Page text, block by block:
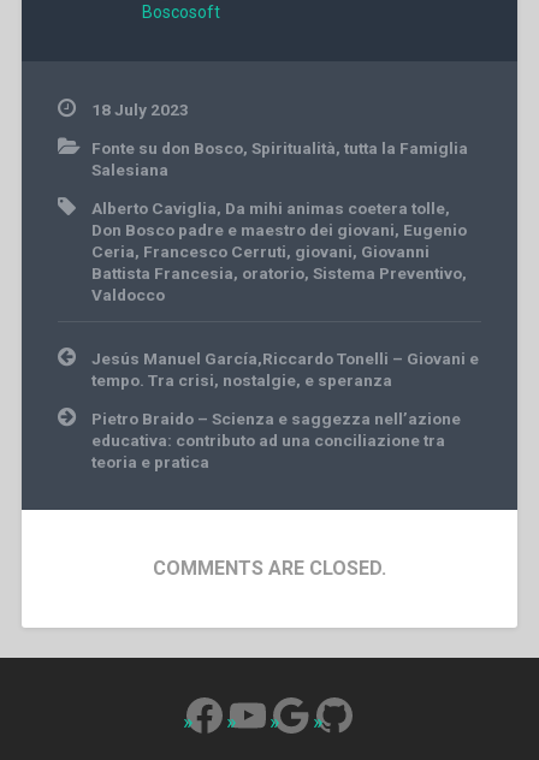
Boscosoft
18 July 2023
Fonte su don Bosco, Spiritualità, tutta la Famiglia
Salesiana
Alberto Caviglia, Da mihi animas coetera tolle,
Don Bosco padre e maestro dei giovani, Eugenio
Ceria, Francesco Cerruti, giovani, Giovanni
Battista Francesia, oratorio, Sistema Preventivo,
Valdocco
Post
navigation
Jesús Manuel García,Riccardo Tonelli – Giovani e
tempo. Tra crisi, nostalgie, e speranza
Pietro Braido – Scienza e saggezza nell’azione
educativa: contributo ad una conciliazione tra
teoria e pratica
COMMENTS ARE CLOSED.
Facebook
YouTube
Google
GitHub